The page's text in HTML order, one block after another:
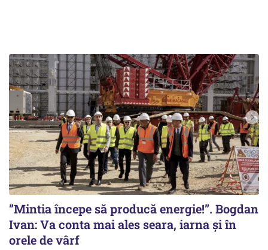
”Mintia începe să producă energie!”. Bogdan
Ivan: Va conta mai ales seara, iarna și în
orele de vârf